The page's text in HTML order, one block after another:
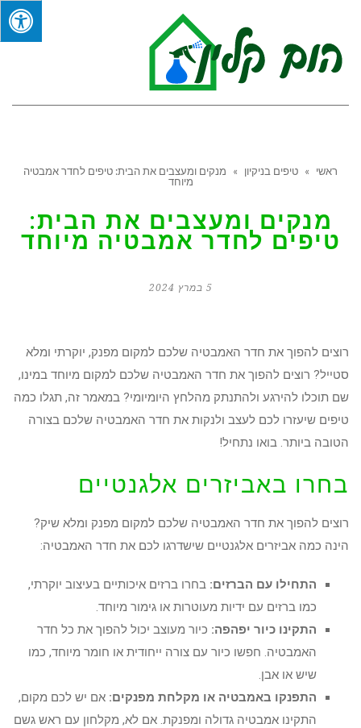
ראשי » טיפים בניקיון »
מנקים ומעצבים את הבית: טיפים לחדר אמבטיה
מיוחד
מנקים ומעצבים את הבית:
טיפים לחדר אמבטיה מיוחד
5 במרץ 2024
רוצים להפוך את חדר האמבטיה שלכם למקום מפנק, יוקרתי ומלא
סטייל? רוצים להפוך את חדר האמבטיה שלכם למקום מיוחד במינו,
שם תוכלו להירגע ולהתנתק מהלחץ היומיומי? במאמר זה, תגלו כמה
טיפים שיעזרו לכם לעצב ולנקות את חדר האמבטיה שלכם בצורה
הטובה ביותר. בואו נתחיל!
בחרו באביזרים אלגנטיים
רוצים להפוך את חדר האמבטיה שלכם למקום מפנק ומלא שיק?
הינה כמה אביזרים אלגנטיים שישדרגו לכם את חדר האמבטיה:
התחילו עם הברזים: בחרו ברזים איכותיים בעיצוב יוקרתי,
כמו ברזים עם ידיות מעוטרות או גימור מיוחד.
התקינו כיור יפהפה: כיור מעוצב יכול להפוך את כל חדר
האמבטיה. חפשו כיור עם צורה ייחודית או חומר מיוחד, כמו
שיש או אבן.
התפנקו באמבטיה או מקלחת מפנקים: אם יש לכם מקום,
התקינו אמבטיה גדולה ומפנקת. אם לא, מקלחון עם ראש גשם